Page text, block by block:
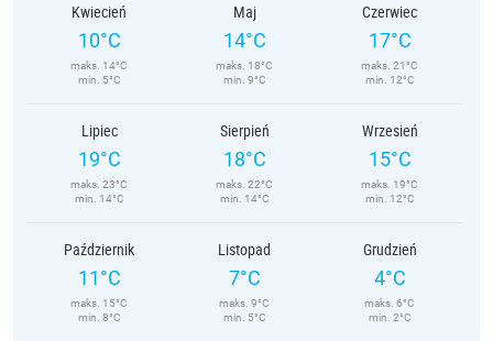
Kwiecień
10°C
maks. 14°C
min. 5°C
Maj
14°C
maks. 18°C
min. 9°C
Czerwiec
17°C
maks. 21°C
min. 12°C
Lipiec
19°C
maks. 23°C
min. 14°C
Sierpień
18°C
maks. 22°C
min. 14°C
Wrzesień
15°C
maks. 19°C
min. 12°C
Październik
11°C
maks. 15°C
min. 8°C
Listopad
7°C
maks. 9°C
min. 5°C
Grudzień
4°C
maks. 6°C
min. 2°C